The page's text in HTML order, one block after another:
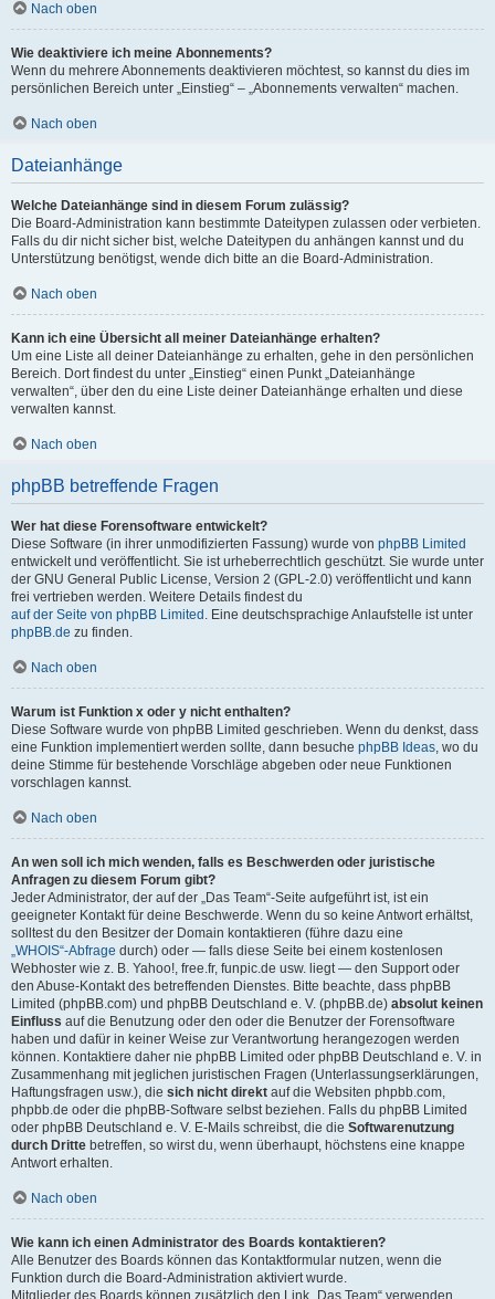
Nach oben
Wie deaktiviere ich meine Abonnements?
Wenn du mehrere Abonnements deaktivieren möchtest, so kannst du dies im
persönlichen Bereich unter „Einstieg“ – „Abonnements verwalten“ machen.
Nach oben
Dateianhänge
Welche Dateianhänge sind in diesem Forum zulässig?
Die Board-Administration kann bestimmte Dateitypen zulassen oder verbieten.
Falls du dir nicht sicher bist, welche Dateitypen du anhängen kannst und du
Unterstützung benötigst, wende dich bitte an die Board-Administration.
Nach oben
Kann ich eine Übersicht all meiner Dateianhänge erhalten?
Um eine Liste all deiner Dateianhänge zu erhalten, gehe in den persönlichen
Bereich. Dort findest du unter „Einstieg“ einen Punkt „Dateianhänge
verwalten“, über den du eine Liste deiner Dateianhänge erhalten und diese
verwalten kannst.
Nach oben
phpBB betreffende Fragen
Wer hat diese Forensoftware entwickelt?
Diese Software (in ihrer unmodifizierten Fassung) wurde von phpBB Limited
entwickelt und veröffentlicht. Sie ist urheberrechtlich geschützt. Sie wurde unter
der GNU General Public License, Version 2 (GPL-2.0) veröffentlicht und kann
frei vertrieben werden. Weitere Details findest du
auf der Seite von phpBB Limited . Eine deutschsprachige Anlaufstelle ist unter
phpBB.de zu finden.
Nach oben
Warum ist Funktion x oder y nicht enthalten?
Diese Software wurde von phpBB Limited geschrieben. Wenn du denkst, dass
eine Funktion implementiert werden sollte, dann besuche phpBB Ideas, wo du
deine Stimme für bestehende Vorschläge abgeben oder neue Funktionen
vorschlagen kannst.
Nach oben
An wen soll ich mich wenden, falls es Beschwerden oder juristische
Anfragen zu diesem Forum gibt?
Jeder Administrator, der auf der „Das Team“-Seite aufgeführt ist, ist ein
geeigneter Kontakt für deine Beschwerde. Wenn du so keine Antwort erhältst,
solltest du den Besitzer der Domain kontaktieren (führe dazu eine
„WHOIS“-Abfrage durch) oder — falls diese Seite bei einem kostenlosen
Webhoster wie z. B. Yahoo!, free.fr, funpic.de usw. liegt — den Support oder
den Abuse-Kontakt des betreffenden Dienstes. Bitte beachte, dass phpBB
Limited (phpBB.com) und phpBB Deutschland e. V. (phpBB.de) absolut keinen
Einfluss auf die Benutzung oder den oder die Benutzer der Forensoftware
haben und dafür in keiner Weise zur Verantwortung herangezogen werden
können. Kontaktiere daher nie phpBB Limited oder phpBB Deutschland e. V. in
Zusammenhang mit jeglichen juristischen Fragen (Unterlassungserklärungen,
Haftungsfragen usw.), die sich nicht direkt auf die Websiten phpbb.com,
phpbb.de oder die phpBB-Software selbst beziehen. Falls du phpBB Limited
oder phpBB Deutschland e. V. E-Mails schreibst, die die Softwarenutzung
durch Dritte betreffen, so wirst du, wenn überhaupt, höchstens eine knappe
Antwort erhalten.
Nach oben
Wie kann ich einen Administrator des Boards kontaktieren?
Alle Benutzer des Boards können das Kontaktformular nutzen, wenn die
Funktion durch die Board-Administration aktiviert wurde.
Mitglieder des Boards können zusätzlich den Link „Das Team“ verwenden.